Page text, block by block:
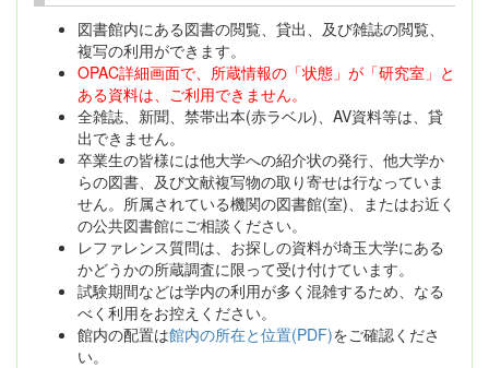
図書館内にある図書の閲覧、貸出、及び雑誌の閲覧、
複写の利用ができます。
OPAC詳細画面で、所蔵情報の「状態」が「研究室」と
ある資料は、ご利用できません。
全雑誌、新聞、禁帯出本(赤ラベル)、AV資料等は、貸
出できません。
卒業生の皆様には他大学への紹介状の発行、他大学か
らの図書、及び文献複写物の取り寄せは行なっていま
せん。所属されている機関の図書館(室)、またはお近く
の公共図書館にご相談ください。
レファレンス質問は、お探しの資料が埼玉大学にある
かどうかの所蔵調査に限って受け付けています。
試験期間などは学内の利用が多く混雑するため、なる
べく利用をお控えください。
館内の配置は館内の所在と位置(PDF)をご確認くださ
い。